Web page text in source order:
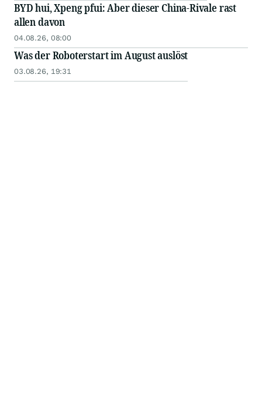
BYD hui, Xpeng pfui: Aber dieser China-Rivale rast
allen davon
04.08.26, 08:00
Was der Roboterstart im August auslöst
03.08.26, 19:31